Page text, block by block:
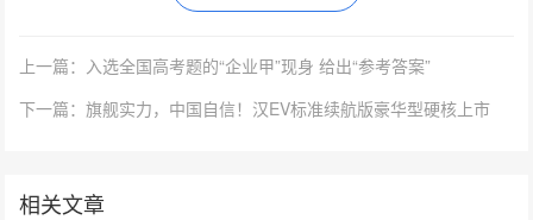
上一篇：入选全国高考题的“企业甲”现身 给出“参考答案”
下一篇：旗舰实力，中国自信！汉EV标准续航版豪华型硬核上市
相关文章